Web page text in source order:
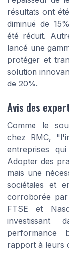
résultats ont
diminué de
été réduit.
lancé une
protéger et
solution
de 20%.
Avis des
Comme le
chez RMC,
entreprises
Adopter des
mais une
sociétales et
corroborée
FTSE et
investissant
performance
rapport à leurs